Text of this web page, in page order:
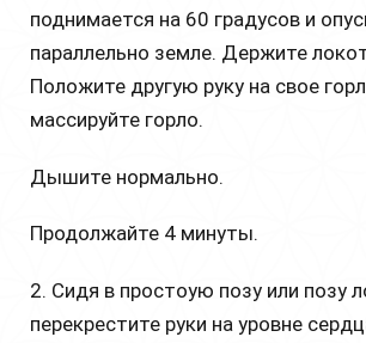
поднимается на 60 градусов и
параллельно земле. Держите
Положите другую руку на свое
массируйте горло.
Дышите нормально.
Продолжайте 4 минуты.
2. Сидя в простоую позу или позу
перекрестите руки на уровне